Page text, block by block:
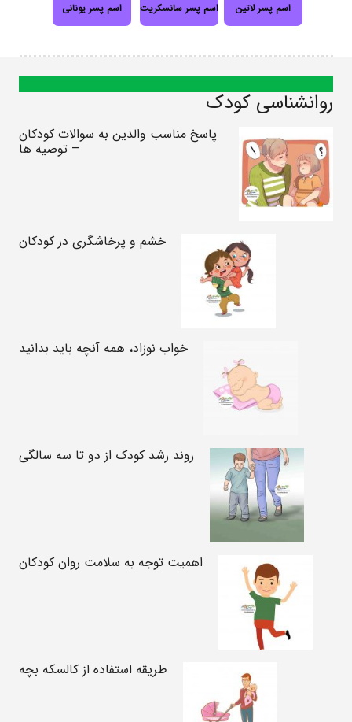
اسم پسر لاتین اسم پسر سانسکریت اسم پسر یونانی
روانشناسی کودک
پاسخ مناسب والدین به سوالات کودکان
– توصیه ها
خشم و پرخاشگری در کودکان
خواب نوزاد، همه آنچه باید بدانید
روند رشد کودک از دو تا سه سالگی
اهمیت توجه به سلامت روان کودکان
طریقه استفاده از کالسکه بچه